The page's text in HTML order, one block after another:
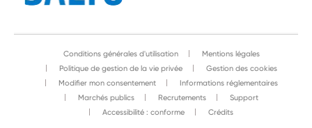
Conditions générales d'utilisation
Mentions légales
Politique de gestion de la vie privée
Gestion des cookies
Modifier mon consentement
Informations réglementaires
Marchés publics
Recrutements
Support
Accessibilité : conforme
Crédits